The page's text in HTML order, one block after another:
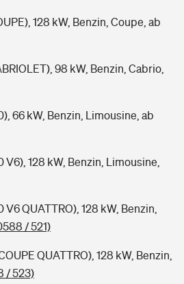
128 kW, Benzin, Coupe, ab
98 kW, Benzin, Cabrio,
66 kW, Benzin, Limousine, ab
V6), 128 kW, Benzin, Limousine,
QUATTRO), 128 kW, Benzin,
/ 521)
QUATTRO), 128 kW, Benzin,
/ 523)